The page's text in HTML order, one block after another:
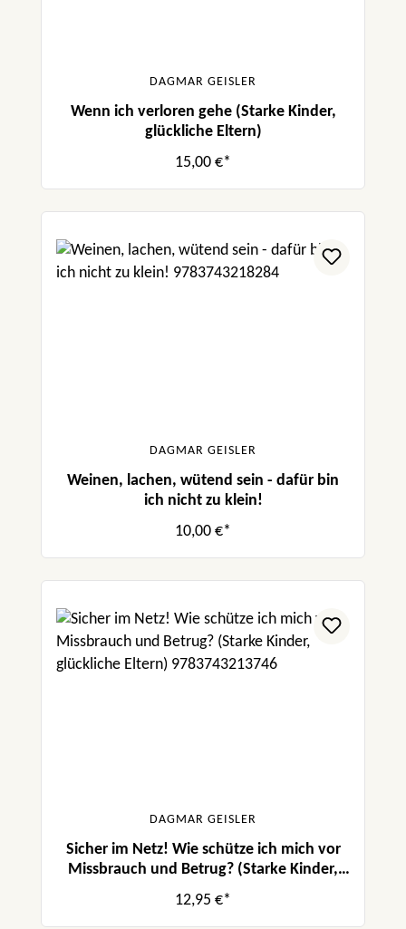
DAGMAR GEISLER
Wenn ich verloren gehe (Starke Kinder,
glückliche Eltern)
15,00 €*
DAGMAR GEISLER
Weinen, lachen, wütend sein - dafür bin
ich nicht zu klein!
10,00 €*
DAGMAR GEISLER
Sicher im Netz! Wie schütze ich mich vor
Missbrauch und Betrug? (Starke Kinder,
glückliche Eltern)
12,95 €*